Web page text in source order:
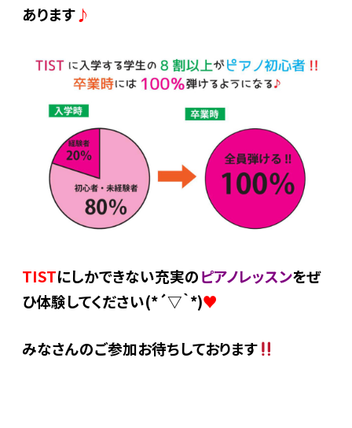
あります♪
TISTにしかできない充実のピアノレッスンをぜ
ひ体験してください(*´▽｀*)♥
みなさんのご参加お待ちしております